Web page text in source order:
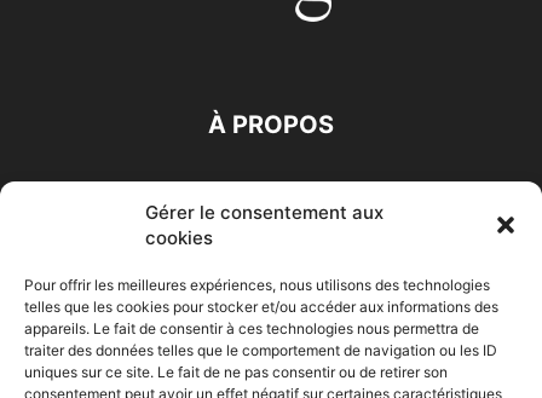
Gérer le consentement aux
cookies
Pour offrir les meilleures expériences, nous utilisons des technologies
telles que les cookies pour stocker et/ou accéder aux informations des
appareils. Le fait de consentir à ces technologies nous permettra de
traiter des données telles que le comportement de navigation ou les ID
uniques sur ce site. Le fait de ne pas consentir ou de retirer son
consentement peut avoir un effet négatif sur certaines caractéristiques
À PROPOS
Accueil Economie Entreprises Entrepreneur